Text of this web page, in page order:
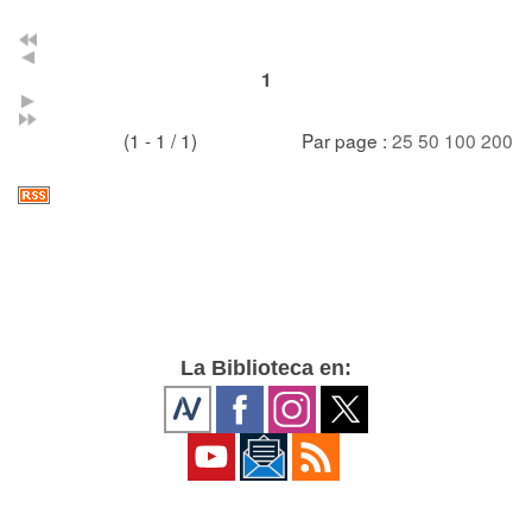
1
(1 - 1 / 1) Par page : 25 50 100 200
La Biblioteca en: